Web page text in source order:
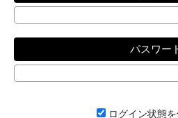
パスワー
ログイン状態